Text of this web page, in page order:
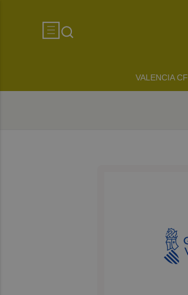
VALENCIA CF